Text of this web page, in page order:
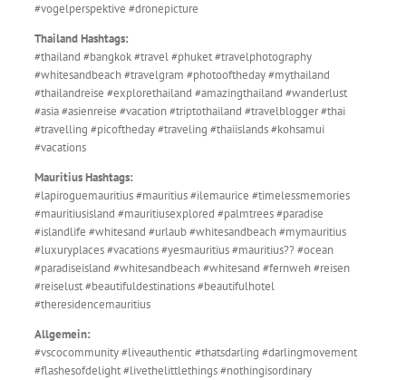
#vogelperspektive #dronepicture
Thailand Hashtags:
#thailand #bangkok #travel #phuket #travelphotography
#whitesandbeach #travelgram #photooftheday #mythailand
#thailandreise #explorethailand #amazingthailand #wanderlust
#asia #asienreise #vacation #triptothailand #travelblogger #thai
#travelling #picoftheday #traveling #thaiislands #kohsamui
#vacations
Mauritius Hashtags:
#lapiroguemauritius #mauritius #ilemaurice #timelessmemories
#mauritiusisland #mauritiusexplored #palmtrees #paradise
#islandlife #whitesand #urlaub #whitesandbeach #mymauritius
#luxuryplaces #vacations #yesmauritius #mauritius?? #ocean
#paradiseisland #whitesandbeach #whitesand #fernweh #reisen
#reiselust #beautifuldestinations #beautifulhotel
#theresidencemauritius
Allgemein:
#vscocommunity #liveauthentic #thatsdarling #darlingmovement
#flashesofdelight #livethelittlethings #nothingisordinary